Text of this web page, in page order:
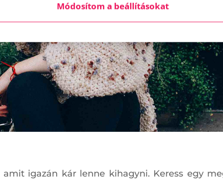
igazán kár lenne kihagyni. Keress egy
Módosítom a beállításokat